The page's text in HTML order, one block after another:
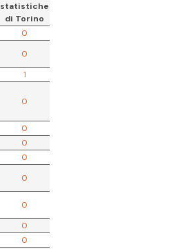
statistiche
di Torino
0
0
1
0
0
0
0
0
0
0
0